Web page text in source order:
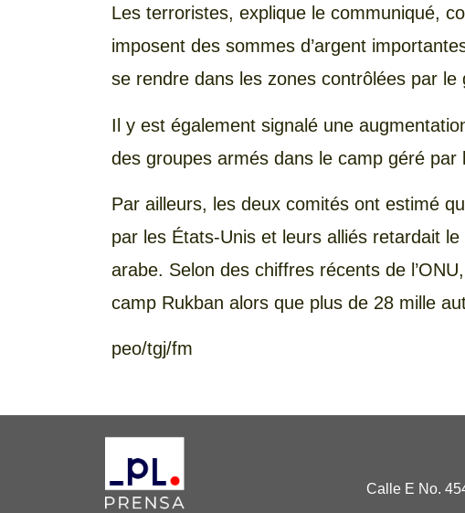
Les terroristes, explique le communiqué,
imposent des sommes d’argent
se rendre dans les zones contrôlées par le
Il y est également signalé une
des groupes armés dans le camp géré par
Par ailleurs, les deux comités ont estimé
par les États-Unis et leurs alliés retardait
arabe. Selon des chiffres récents de
camp Rukban alors que plus de 28 mille
peo/tgj/fm
Calle E No.